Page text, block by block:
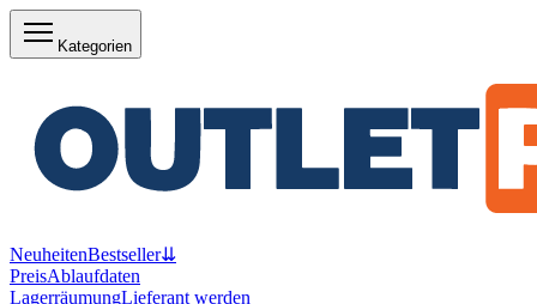
Kategorien
NeuheitenBestseller⇊
PreisAblaufdaten
LagerräumungLieferant werden